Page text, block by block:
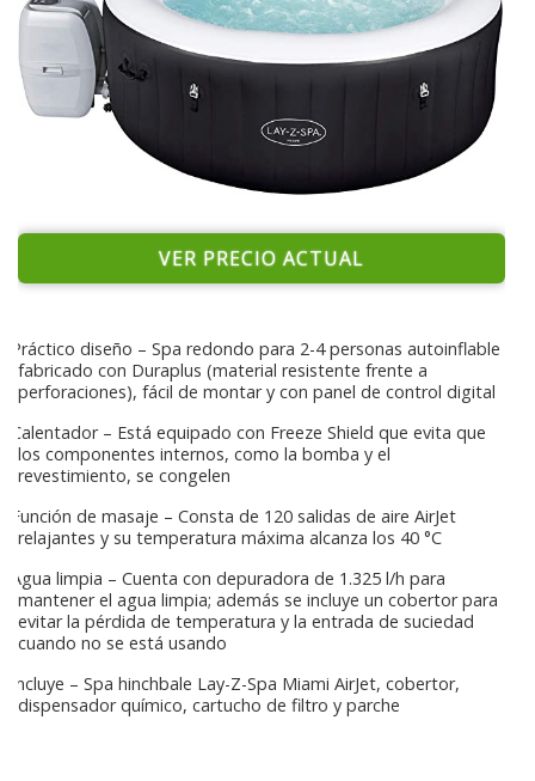
VER PRECIO ACTUAL
Práctico diseño – Spa redondo para 2-4 personas autoinflable
fabricado con Duraplus (material resistente frente a
perforaciones), fácil de montar y con panel de control digital
Calentador – Está equipado con Freeze Shield que evita que
los componentes internos, como la bomba y el
revestimiento, se congelen
Función de masaje – Consta de 120 salidas de aire AirJet
relajantes y su temperatura máxima alcanza los 40 °C
Agua limpia – Cuenta con depuradora de 1.325 l/h para
mantener el agua limpia; además se incluye un cobertor para
evitar la pérdida de temperatura y la entrada de suciedad
cuando no se está usando
Incluye – Spa hinchbale Lay-Z-Spa Miami AirJet, cobertor,
dispensador químico, cartucho de filtro y parche